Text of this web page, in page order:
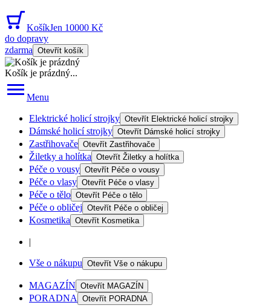
KošíkJen 10000 Kč
do dopravy
zdarma Otevřít košík
Košík je prázdný...
Menu
Elektrické holicí strojky Otevřít Elektrické holicí strojky
Dámské holicí strojky Otevřít Dámské holicí strojky
Zastřihovače Otevřít Zastřihovače
Žiletky a holítka Otevřít Žiletky a holítka
Péče o vousy Otevřít Péče o vousy
Péče o vlasy Otevřít Péče o vlasy
Péče o tělo Otevřít Péče o tělo
Péče o obličej Otevřít Péče o obličej
Kosmetika Otevřít Kosmetika
|
Vše o nákupu Otevřít Vše o nákupu
MAGAZÍN Otevřít MAGAZÍN
PORADNA Otevřít PORADNA